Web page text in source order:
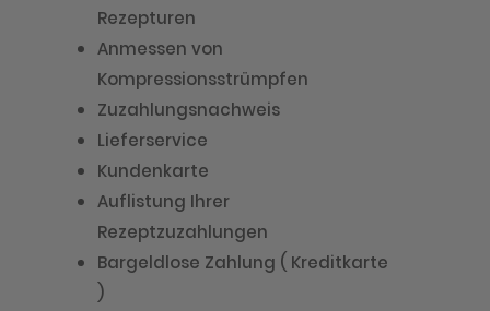
Rezepturen
Anmessen von
Kompressionsstrümpfen
Zuzahlungsnachweis
Lieferservice
Kundenkarte
Auflistung Ihrer
Rezeptzuzahlungen
Bargeldlose Zahlung ( Kreditkarte
)